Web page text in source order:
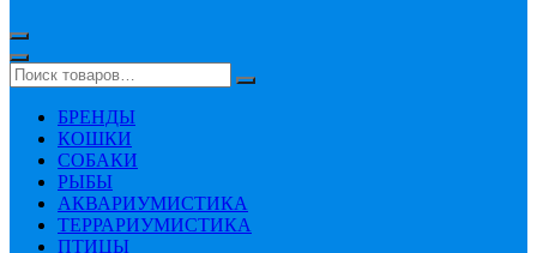
БРЕНДЫ
КОШКИ
СОБАКИ
РЫБЫ
АКВАРИУМИСТИКА
ТЕРРАРИУМИСТИКА
ПТИЦЫ